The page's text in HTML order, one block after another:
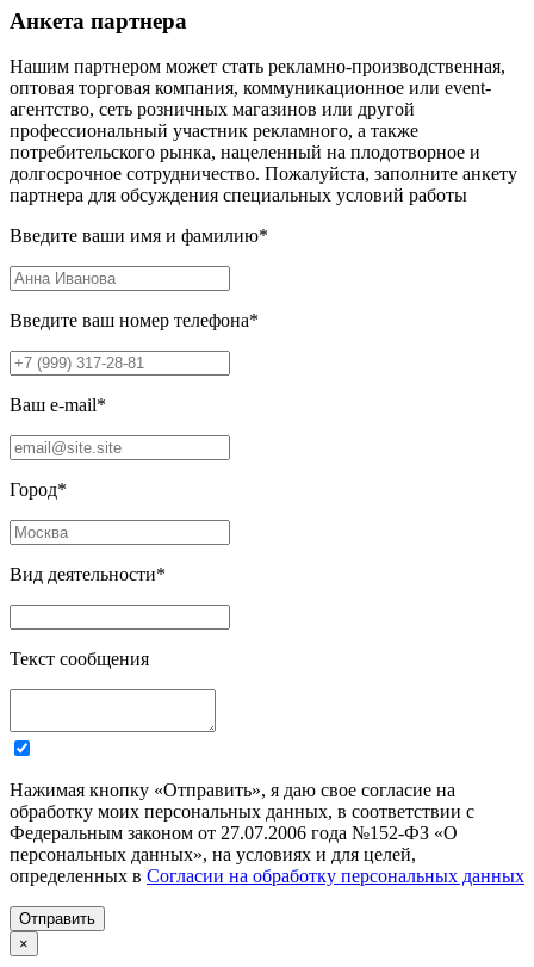
Анкета партнера
Нашим партнером может стать рекламно-производственная,
оптовая торговая компания, коммуникационное или event-
агентство, сеть розничных магазинов или другой
профессиональный участник рекламного, а также
потребительского рынка, нацеленный на плодотворное и
долгосрочное сотрудничество. Пожалуйста, заполните анкету
партнера для обсуждения специальных условий работы
Введите ваши имя и фамилию*
Введите ваш номер телефона*
Ваш e-mail*
Город*
Вид деятельности*
Текст сообщения
Нажимая кнопку «Отправить», я даю свое согласие на
обработку моих персональных данных, в соответствии с
Федеральным законом от 27.07.2006 года №152-ФЗ «О
персональных данных», на условиях и для целей,
определенных в Согласии на обработку персональных данных
Отправить
×